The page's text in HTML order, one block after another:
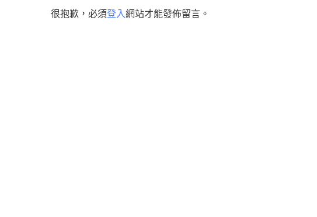
很抱歉，必須登入網站才能發佈留言。